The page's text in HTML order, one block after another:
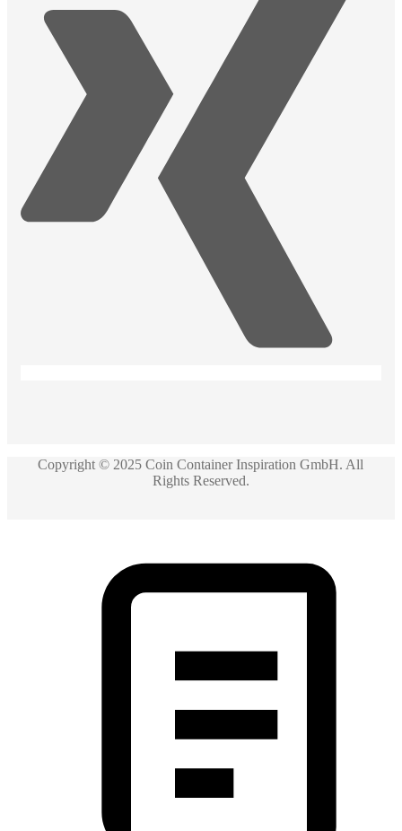
Copyright © 2025Coin Container Inspiration GmbH. All
Rights Reserved.